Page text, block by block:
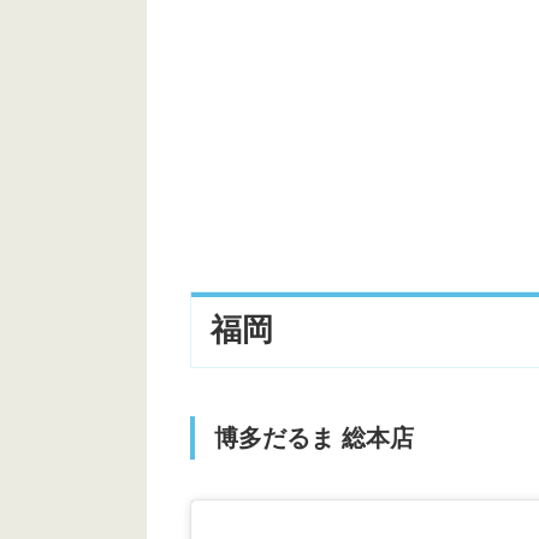
ケンジントン ホテル サイパン
クラウンプラザリゾートサイパン
サイパンワールドリゾート
福岡
博多だるま 総本店